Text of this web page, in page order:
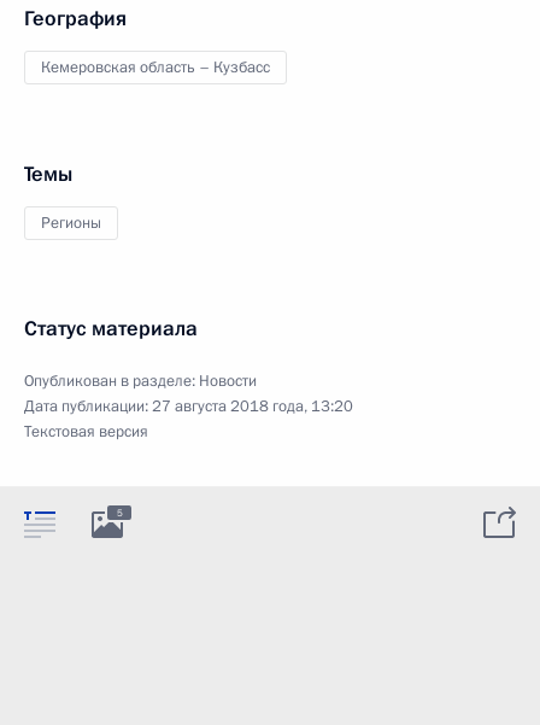
География
Кемеровская область – Кузбасс
Темы
Регионы
Статус материала
Опубликован в разделе: Новости
Дата публикации:27 августа 2018 года, 13:20
Текстовая версия
5